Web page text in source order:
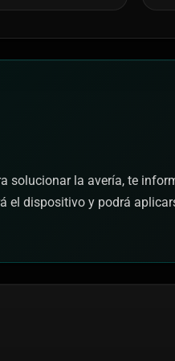
solucionar la avería, te
el dispositivo y podrá